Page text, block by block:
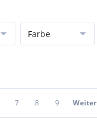
Farbe
7 8 9 Weiter